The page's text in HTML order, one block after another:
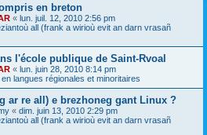
en breton
« lun. juil. 12, 2010 2:56 pm
all (frank a wirioù evit an darn vrasañ
l'école publique de Saint-Rvoal
« lun. juin 28, 2010 8:14 pm
langues régionales et minoritaires
ar re all) e brezhoneg gant Linux ?
« dim. juin 13, 2010 2:29 pm
all (frank a wirioù evit an darn vrasañ